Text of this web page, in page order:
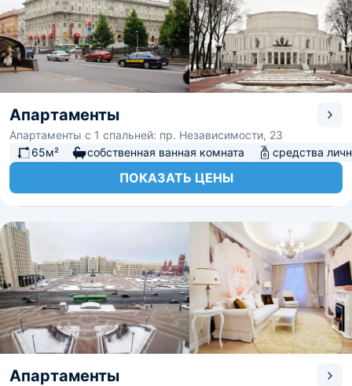
Апартаменты
Апартаменты с 1 спальней: пр. Независимости, 23
65м²
собственная ванная комната средства
ПОКАЗАТЬ ЦЕНЫ
Апартаменты